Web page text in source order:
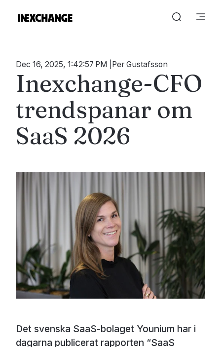
Dec 16, 2025, 1:42:57 PM Per Gustafsson
Inexchange-CFO
trendspanar om
SaaS 2026
Det svenska SaaS-bolaget Younium har i
dagarna publicerat rapporten “SaaS